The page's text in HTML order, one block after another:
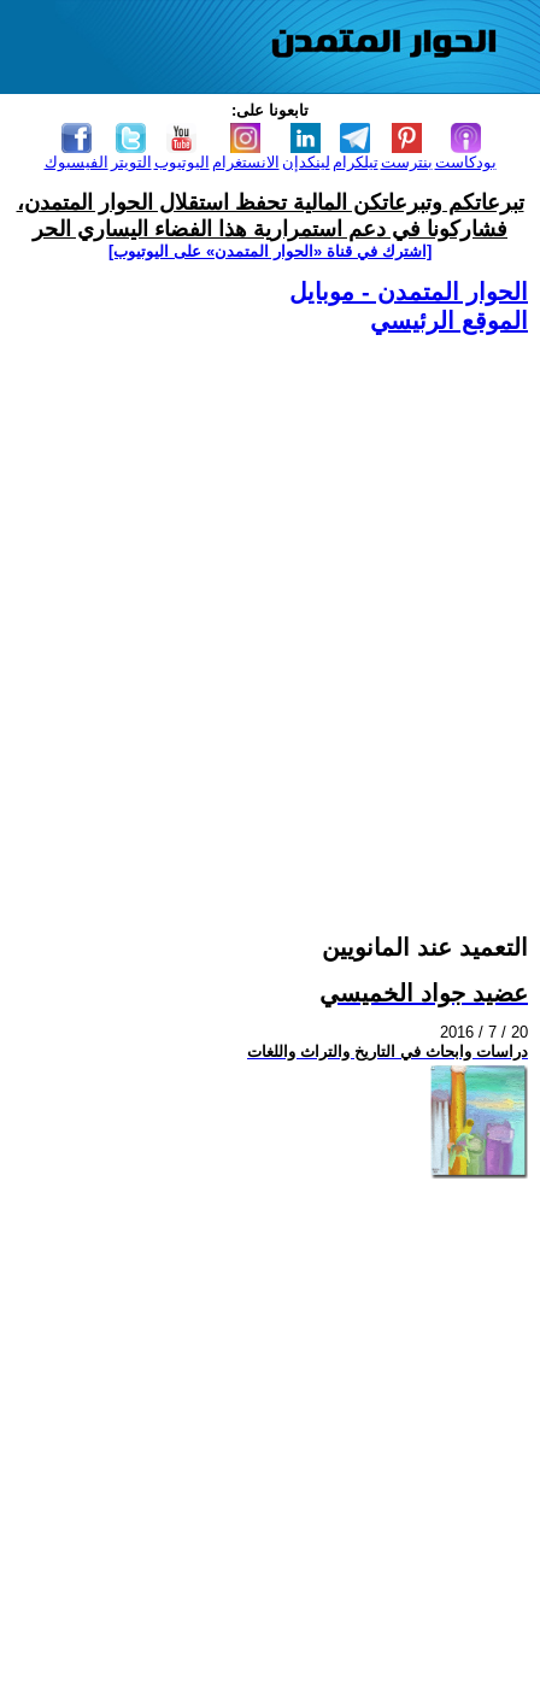
تابعونا على:
الفيسبوك التويتر اليوتيوب الانستغرام لينكدإن تيلكرامبنترست بودكاست
تبرعاتكم وتبرعاتكن المالية تحفظ استقلال الحوار المتمدن،
فشاركونا في دعم استمرارية هذا الفضاء اليساري الحر
[اشترك في قناة ‫«الحوار المتمدن» على اليوتيوب]
الحوار المتمدن - موبايل
الموقع الرئيسي
التعميد عند المانويين
عضيد جواد الخميسي
2016 / 7 / 20
دراسات وابحاث في التاريخ والتراث واللغات